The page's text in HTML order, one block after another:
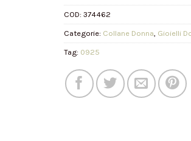
COD: 374462
Categorie: Collane Donna, Gioielli
Tag: 0925